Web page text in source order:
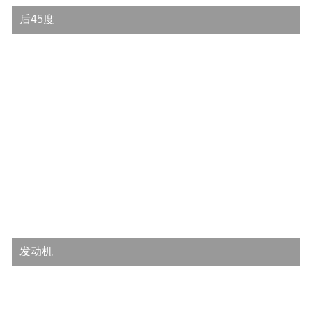
后45度
发动机